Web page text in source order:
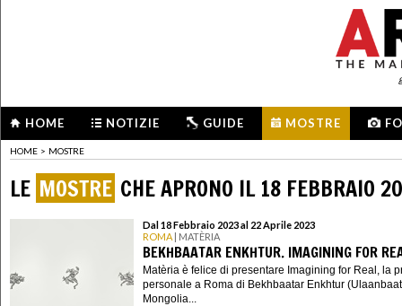
HOME NOTIZIE GUIDE MOSTRE
HOME > MOSTRE
LE MOSTRE CHE APRONO IL 18 FEBBRAIO
Dal 18 Febbraio 2023 al 22 Aprile 2023
ROMA | MATÈRIA
BEKHBAATAR ENKHTUR. IMAGINING FOR
Matèria è felice di presentare Imagining for Real, la
personale a Roma di Bekhbaatar Enkhtur
Mongolia...